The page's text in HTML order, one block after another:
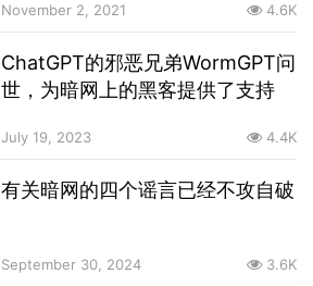
November 2, 2021 4.6K
ChatGPT的邪恶兄弟WormGPT问
世，为暗网上的黑客提供了支持
July 19, 2023 4.4K
有关暗网的四个谣言已经不攻自破
September 30, 2024 3.6K